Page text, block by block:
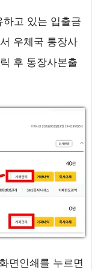
고 있는 입출금
우체국 통장사
후 통장사본출
면인쇄를 누르면